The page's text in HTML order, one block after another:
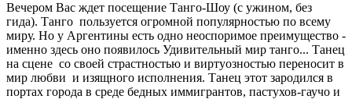
Вечером Вас ждет посещение Танго-Шоу (с ужином, без
гида). Танго пользуется огромной популярностью по всему
миру. Но у Аргентины есть одно неоспоримое преимущество -
именно здесь оно появилось Удивительный мир танго... Танец
на сцене со своей страстностью и виртуозностью переносит в
мир любви и изящного исполнения. Танец этот зародился в
портах города в среде бедных иммигрантов, пастухов-гаучо и